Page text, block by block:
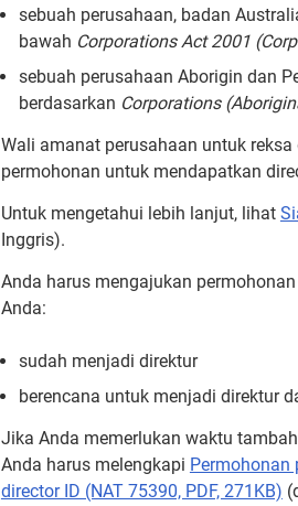
sebuah perusahaan, badan
bawah Corporations Act 2001
sebuah perusahaan Aborigin dan
berdasarkan Corporations
Wali amanat perusahaan untuk
permohonan untuk mendapatkan
Untuk mengetahui lebih lanjut, lihat
Inggris).
Anda harus mengajukan
Anda:
sudah menjadi direktur
berencana untuk menjadi direktur
Jika Anda memerlukan waktu
Anda harus melengkapi Permohonan
director ID (NAT 75390, PDF, 271KB)